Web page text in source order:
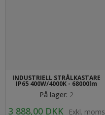
INDUSTRIELL STRÅLKASTARE
IP65 400W/4000K - 68000lm
På lager: 2
3 888,00 DKK Exkl. moms